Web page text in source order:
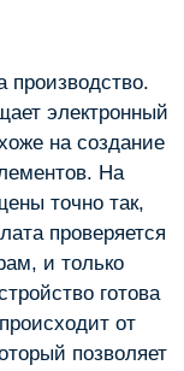
производство.
электронный
на создание
На
точно так,
проверяется
и только
готова
от
позволяет